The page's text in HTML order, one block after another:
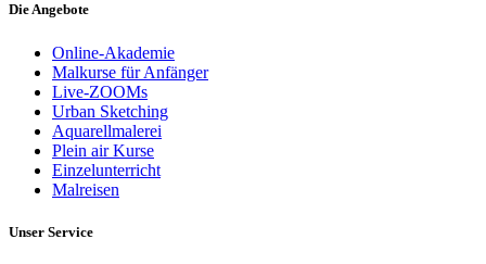
Die Angebote
Online-Akademie
Malkurse für Anfänger
Live-ZOOMs
Urban Sketching
Aquarellmalerei
Plein air Kurse
Einzelunterricht
Malreisen
Unser Service